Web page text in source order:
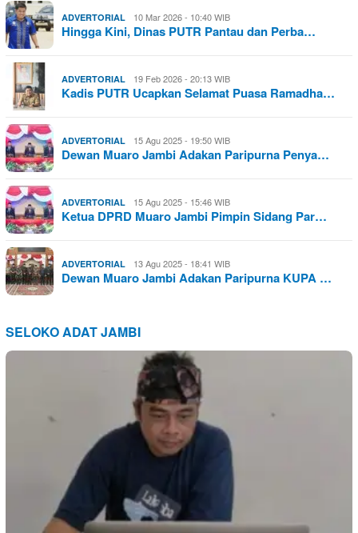
ADVERTORIAL 10 Mar 2026 - 10:40 WIB
Hingga Kini, Dinas PUTR Pantau dan Perba…
ADVERTORIAL 19 Feb 2026 - 20:13 WIB
Kadis PUTR Ucapkan Selamat Puasa Ramadha…
ADVERTORIAL 15 Agu 2025 - 19:50 WIB
Dewan Muaro Jambi Adakan Paripurna Penya…
ADVERTORIAL 15 Agu 2025 - 15:46 WIB
Ketua DPRD Muaro Jambi Pimpin Sidang Par…
ADVERTORIAL 13 Agu 2025 - 18:41 WIB
Dewan Muaro Jambi Adakan Paripurna KUPA …
SELOKO ADAT JAMBI